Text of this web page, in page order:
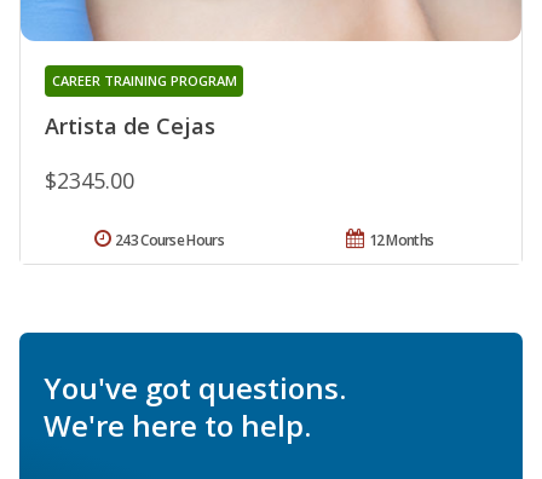
Artista de Cejas
CAREER TRAINING PROGRAM
$2345.00
12 Months
243 Course Hours
You've got questions.
We're here to help.